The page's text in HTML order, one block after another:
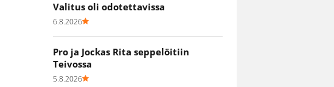
Valitus oli odotettavissa
6.8.2026
Pro ja Jockas Rita seppelöitiin
Teivossa
5.8.2026